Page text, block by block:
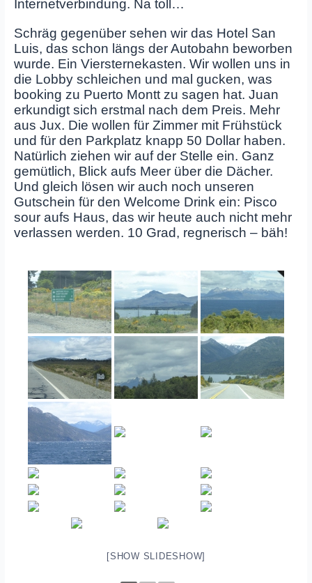
Internetverbindung. Na toll…
Schräg gegenüber sehen wir das Hotel San
Luis, das schon längs der Autobahn beworben
wurde. Ein Viersternekasten. Wir wollen uns in
die Lobby schleichen und mal gucken, was
booking zu Puerto Montt zu sagen hat. Juan
erkundigt sich erstmal nach dem Preis. Mehr
aus Jux. Die wollen für Zimmer mit Frühstück
und für den Parkplatz knapp 50 Dollar haben.
Natürlich ziehen wir auf der Stelle ein. Ganz
gemütlich, Blick aufs Meer über die Dächer.
Und gleich lösen wir auch noch unseren
Gutschein für den Welcome Drink ein: Pisco
sour aufs Haus, das wir heute auch nicht mehr
verlassen werden. 10 Grad, regnerisch – bäh!
[SHOW SLIDESHOW]